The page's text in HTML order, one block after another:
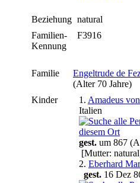
Beziehung natural
Familien-
Kennung
F3916
Familie Engeltrude de
(Alter 70 Jahre)
Kinder
1. Amadeus
Italien
gest. um 867
[Mutter:
2. Eberhard
gest. 16 Dez